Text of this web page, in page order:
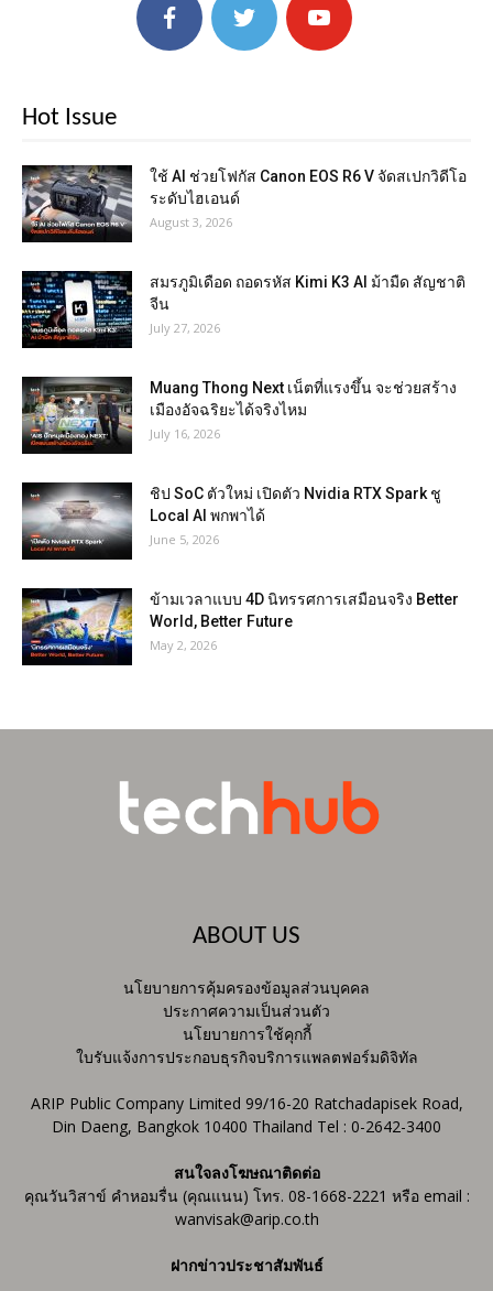
Hot Issue
ใช้ AI ช่วยโฟกัส Canon EOS R6 V จัดสเปกวิดีโอ
ระดับไฮเอนด์
August 3, 2026
สมรภูมิเดือด ถอดรหัส Kimi K3 AI ม้ามืด สัญชาติ
จีน
July 27, 2026
Muang Thong Next เน็ตที่แรงขึ้น จะช่วยสร้าง
เมืองอัจฉริยะได้จริงไหม
July 16, 2026
ชิป SoC ตัวใหม่ เปิดตัว Nvidia RTX Spark ชู
Local AI พกพาได้
June 5, 2026
ข้ามเวลาแบบ 4D นิทรรศการเสมือนจริง Better
World, Better Future
May 2, 2026
ABOUT US
นโยบายการคุ้มครองข้อมูลส่วนบุคคล
ประกาศความเป็นส่วนตัว
นโยบายการใช้คุกกี้
ใบรับแจ้งการประกอบธุรกิจบริการแพลตฟอร์มดิจิทัล
ARIP Public Company Limited 99/16-20 Ratchadapisek Road,
Din Daeng, Bangkok 10400 Thailand Tel : 0-2642-3400
สนใจลงโฆษณาติดต่อ
คุณวันวิสาข์ คำหอมรื่น (คุณแนน) โทร. 08-1668-2221 หรือ email :
wanvisak@arip.co.th
ฝากข่าวประชาสัมพันธ์